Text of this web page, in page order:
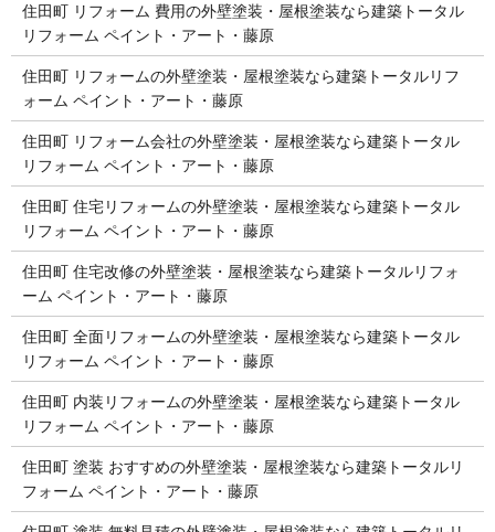
住田町 リフォーム 費用の外壁塗装・屋根塗装なら建築トータル
リフォーム ペイント・アート・藤原
住田町 リフォームの外壁塗装・屋根塗装なら建築トータルリフ
ォーム ペイント・アート・藤原
住田町 リフォーム会社の外壁塗装・屋根塗装なら建築トータル
リフォーム ペイント・アート・藤原
住田町 住宅リフォームの外壁塗装・屋根塗装なら建築トータル
リフォーム ペイント・アート・藤原
住田町 住宅改修の外壁塗装・屋根塗装なら建築トータルリフォ
ーム ペイント・アート・藤原
住田町 全面リフォームの外壁塗装・屋根塗装なら建築トータル
リフォーム ペイント・アート・藤原
住田町 内装リフォームの外壁塗装・屋根塗装なら建築トータル
リフォーム ペイント・アート・藤原
住田町 塗装 おすすめの外壁塗装・屋根塗装なら建築トータルリ
フォーム ペイント・アート・藤原